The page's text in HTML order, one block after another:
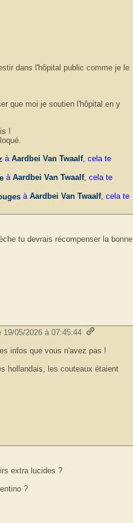
dans l'hôpital public comme je le
que moi je soutien l'hôpital en y
!
à Aardbei Van Twaalf, cela te
à Aardbei Van Twaalf, cela te
à Aardbei Van Twaalf, cela te
tu devrais récompenser la bonne
19/05/2026 à 07:45:44
infos que vous n'avez pas !
hollandais, les couteaux étaient
extra lucides ?
?